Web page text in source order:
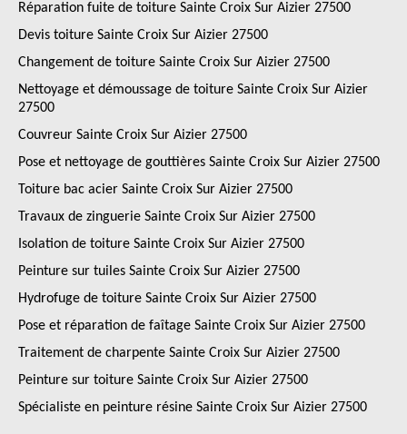
Réparation fuite de toiture Sainte Croix Sur Aizier 27500
Devis toiture Sainte Croix Sur Aizier 27500
Changement de toiture Sainte Croix Sur Aizier 27500
Nettoyage et démoussage de toiture Sainte Croix Sur Aizier
27500
Couvreur Sainte Croix Sur Aizier 27500
Pose et nettoyage de gouttières Sainte Croix Sur Aizier 27500
Toiture bac acier Sainte Croix Sur Aizier 27500
Travaux de zinguerie Sainte Croix Sur Aizier 27500
Isolation de toiture Sainte Croix Sur Aizier 27500
Peinture sur tuiles Sainte Croix Sur Aizier 27500
Hydrofuge de toiture Sainte Croix Sur Aizier 27500
Pose et réparation de faîtage Sainte Croix Sur Aizier 27500
Traitement de charpente Sainte Croix Sur Aizier 27500
Peinture sur toiture Sainte Croix Sur Aizier 27500
Spécialiste en peinture résine Sainte Croix Sur Aizier 27500